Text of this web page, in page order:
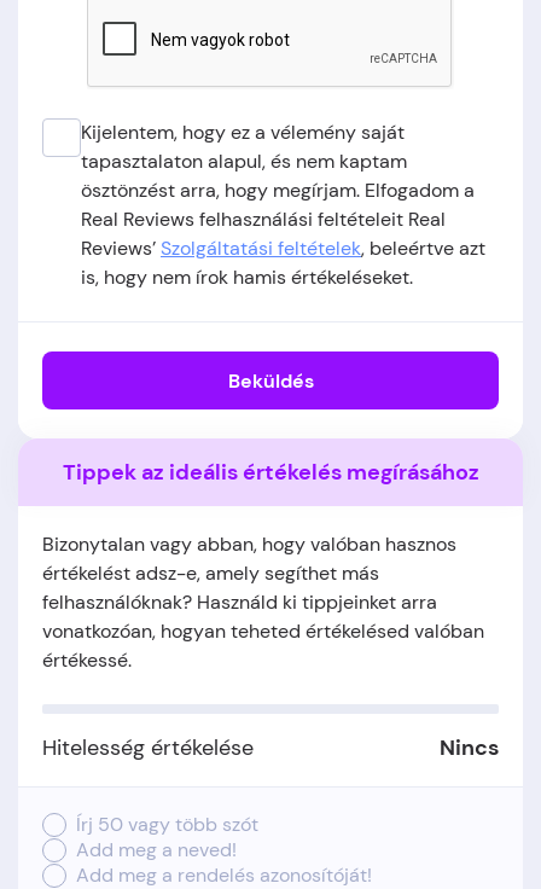
Kijelentem, hogy ez a vélemény saját
tapasztalaton alapul, és nem kaptam
ösztönzést arra, hogy megírjam. Elfogadom a
Real Reviews felhasználási feltételeit Real
Reviews’ Szolgáltatási feltételek, beleértve azt
is, hogy nem írok hamis értékeléseket.
Beküldés
Tippek az ideális értékelés megírásához
Bizonytalan vagy abban, hogy valóban hasznos
értékelést adsz-e, amely segíthet más
felhasználóknak? Használd ki tippjeinket arra
vonatkozóan, hogyan teheted értékelésed valóban
értékessé.
Hitelesség értékelése Nincs
Írj 50 vagy több szót
Add meg a neved!
Add meg a rendelés azonosítóját!